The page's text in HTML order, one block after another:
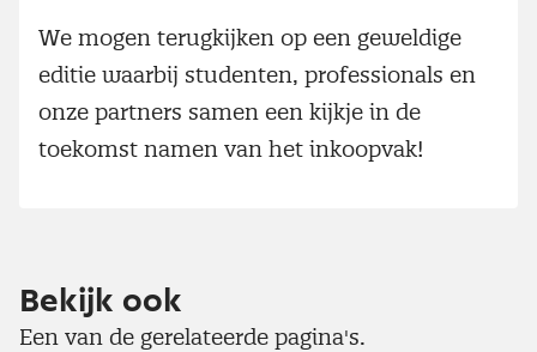
We mogen terugkijken op een geweldige
editie waarbij studenten, professionals en
onze partners samen een kijkje in de
toekomst namen van het inkoopvak!
Bekijk ook
Een van de gerelateerde pagina's.